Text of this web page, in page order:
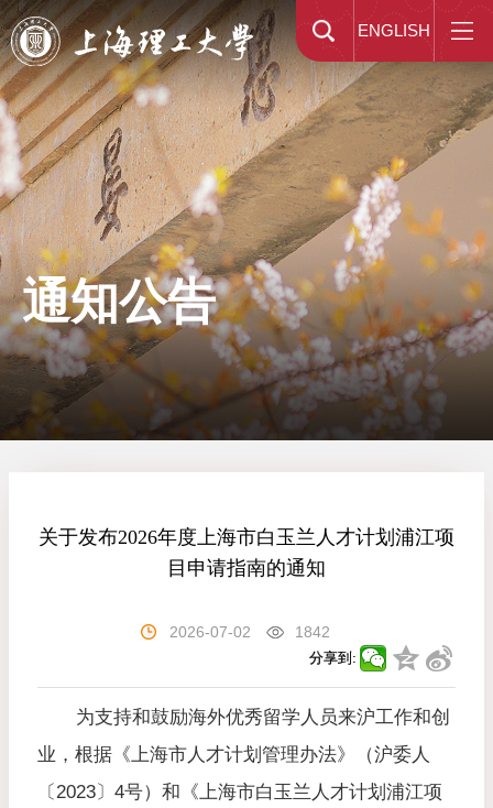
ENGLISH
通知公告
关于发布2026年度上海市白玉兰人才计划浦江项
目申请指南的通知
2026-07-02 1842
分享到:
为支持和鼓励海外优秀留学人员来沪工作和创
业，根据《上海市人才计划管理办法》（沪委人
〔2023〕4号）和《上海市白玉兰人才计划浦江项